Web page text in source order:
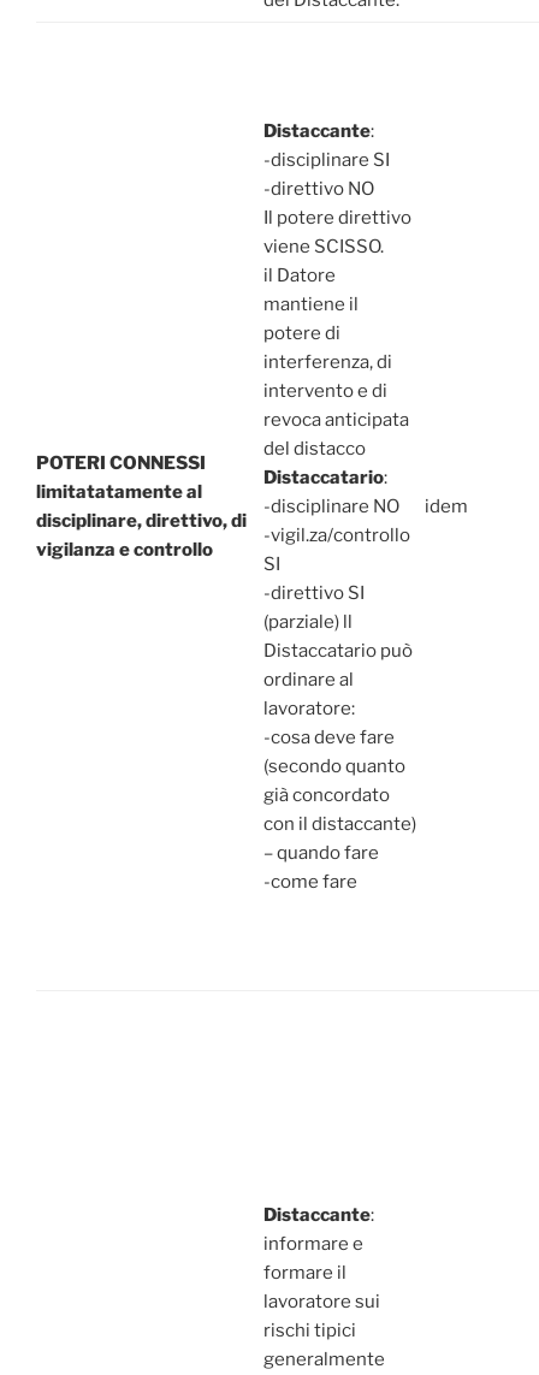
POTERI CONNESSI
limitatatamente al
disciplinare,direttivo, di
vigilanza e controllo
Distaccante:
-disciplinare SI
-direttivo NO
Il potere direttivo
viene SCISSO.
il Datore
mantiene il
potere di
interferenza, di
intervento e di
revoca anticipata
del distacco
Distaccatario:
-disciplinare NO
-vigil.za/controllo
SI
-direttivo SI
(parziale) ll
Distaccatario può
ordinare al
lavoratore:
-cosa deve fare
(secondo quanto
già concordato
con il distaccante)
– quando fare
-come fare
idem
Distaccante:
informare e
formare il
lavoratore sui
rischi tipici
generalmente